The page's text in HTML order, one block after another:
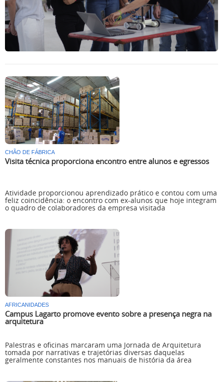
CHÃO DE FÁBRICA
Visita técnica proporciona encontro entre alunos e egressos
Atividade proporcionou aprendizado prático e contou com uma
feliz coincidência: o encontro com ex-alunos que hoje integram
o quadro de colaboradores da empresa visitada
AFRICANIDADES
Campus Lagarto promove evento sobre a presença negra na
arquitetura
Palestras e oficinas marcaram uma Jornada de Arquitetura
tomada por narrativas e trajetórias diversas daquelas
geralmente constantes nos manuais de história da área